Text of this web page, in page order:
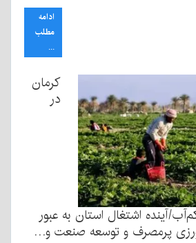
ادامه
مطلب
...
کرمان
در
آینده اشتغال استان به عبور
پرمصرف و توسعه صنعت و…